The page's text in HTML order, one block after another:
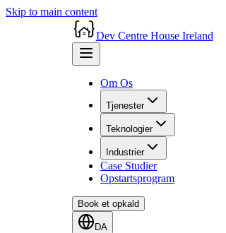
Skip to main content
Dev Centre House Ireland
Om Os
Tjenester
Teknologier
Industrier
Case Studier
Opstartsprogram
Book et opkald
DA